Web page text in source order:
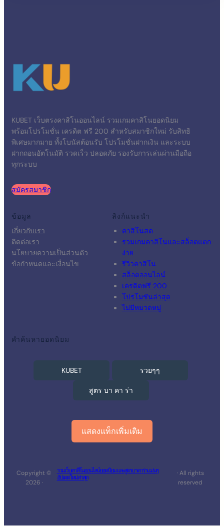
KUBET เว็บตรงคาสิโนออนไลน์ รวมเกมคาสิโนยอดนิยม
พร้อมโปรโมชั่น เครดิต ฟรี 200 สำหรับสมาชิกใหม่ รับสิทธิ
พิเศษมากมาย ทั้งโบนัสต้อนรับ โปรโมชั่นฝากเงิน และระบบ
ฝากถอนอัตโนมัติ รวดเร็ว ปลอดภัย รองรับการเล่นผ่านมือถือ
ทุกระบบ
สมัครสมาชิก
ข้อมูล
เกี่ยวกับเรา
ติดต่อเรา
นโยบายความเป็นส่วนตัว
ข้อกำหนดและเงื่อนไข
ลิงก์แนะนำ
คาสิโนสด
รวมเกมคาสิโนและสล็อตแตก
ง่าย
รีวิวคาสิโน
สล็อตออนไลน์
เครดิตฟรี 200
โปรโมชันล่าสุด
ไม่มีหมวดหมู่
คำค้นหายอดนิยม
KUBET รวยๆๆ
สูตร บา คา ร่า
แสดงแท็กเพิ่มเติม
Copyright ©
2026 ·
รวมเว็บคาสิโนออนไลน์ยอดนิยม และสูตรบาคาร่าแม่นๆ
อัปเดตใหม่ล่าสุด
· All rights
reserved